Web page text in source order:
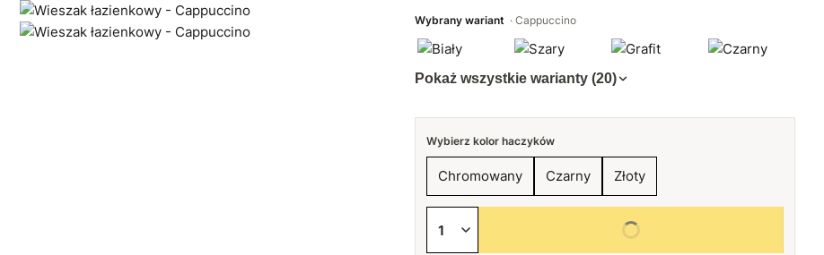
Wybrany wariant Cappuccino
Pokaż wszystkie warianty (20)
Wybierz kolor haczyków
Chromowany Czarny Złoty
Wybierz wszystkie opcje